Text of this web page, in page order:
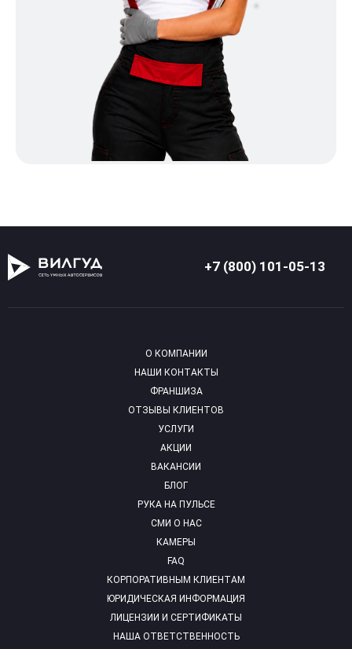
+7 (800) 101-05-13
О КОМПАНИИ
НАШИ КОНТАКТЫ
ФРАНШИЗА
ОТЗЫВЫ КЛИЕНТОВ
УСЛУГИ
АКЦИИ
ВАКАНСИИ
БЛОГ
РУКА НА ПУЛЬСЕ
СМИ О НАС
КАМЕРЫ
FAQ
КОРПОРАТИВНЫМ КЛИЕНТАМ
ЮРИДИЧЕСКАЯ ИНФОРМАЦИЯ
ЛИЦЕНЗИИ И СЕРТИФИКАТЫ
НАША ОТВЕТСТВЕННОСТЬ